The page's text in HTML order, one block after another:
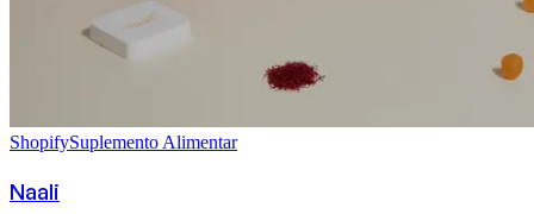
ShopifySuplemento Alimentar
Naali